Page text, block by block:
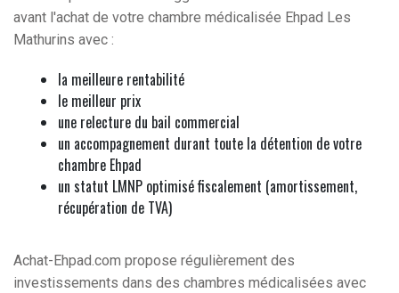
avant l'achat de votre chambre médicalisée Ehpad Les
Mathurins avec :
la meilleure rentabilité
le meilleur prix
une relecture du bail commercial
un accompagnement durant toute la détention de votre
chambre Ehpad
un statut LMNP optimisé fiscalement (amortissement,
récupération de TVA)
Achat-Ehpad.com propose régulièrement des
investissements dans des chambres médicalisées avec